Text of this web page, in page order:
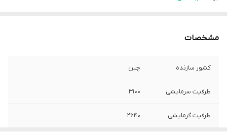
مشخصات
کشور سازنده چین
ظرفیت سرمایشی 3100
ظرفیت گرمایشی 2640